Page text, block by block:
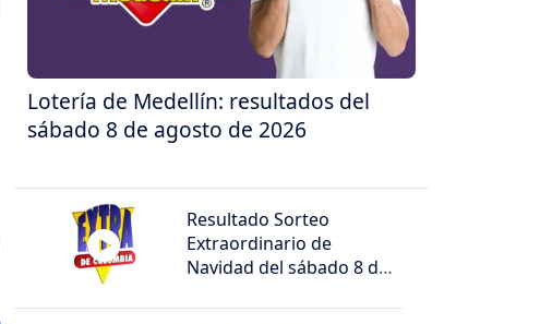
Lotería de Medellín: resultados del
sábado 8 de agosto de 2026
Resultado Sorteo
Extraordinario de
Navidad del sábado 8 de